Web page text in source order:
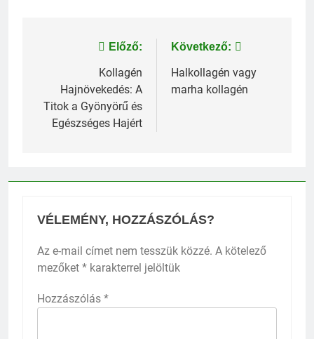
Bejegyzés
navigáció
Előző:
Kollagén
Hajnövekedés: A
Titok a Gyönyörű és
Egészséges Hajért
Következő:
Halkollagén vagy
marha kollagén
VÉLEMÉNY, HOZZÁSZÓLÁS?
Az e-mail címet nem tesszük közzé. A kötelező
mezőket * karakterrel jelöltük
Hozzászólás *